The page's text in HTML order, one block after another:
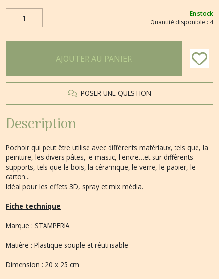
En stock
Quantité disponible : 4
AJOUTER AU PANIER
POSER UNE QUESTION
Description
Pochoir qui peut être utilisé avec différents matériaux, tels que, la
peinture, les divers pâtes, le mastic, l'encre…et sur différents
supports, tels que le bois, la céramique, le verre, le papier, le
carton...
Idéal pour les effets 3D, spray et mix média.
Fiche technique
Marque : STAMPERIA
Matière : Plastique souple et réutilisable
Dimension : 20 x 25 cm